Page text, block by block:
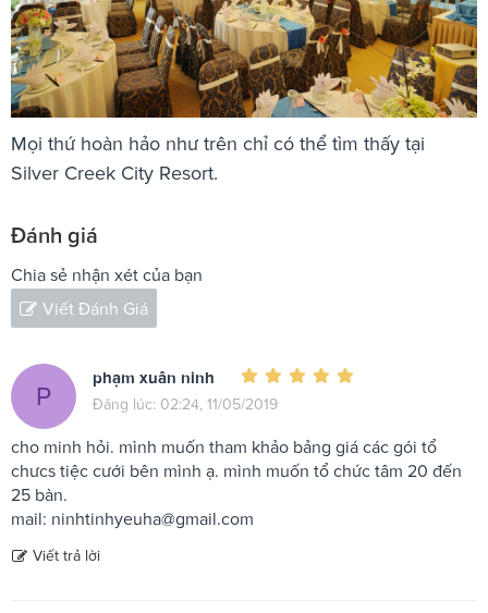
Mọi thứ hoàn hảo như trên chỉ có thể tìm thấy tại
Silver Creek City Resort.
Đánh giá
Chia sẻ nhận xét của bạn
Viết Đánh Giá
P
phạm xuân ninh
Đăng lúc: 02:24, 11/05/2019
cho minh hỏi. mình muốn tham khảo bảng giá các gói tổ
chưcs tiệc cưới bên mình ạ. mình muốn tổ chức tâm 20 đến
25 bàn.
mail: ninhtinhyeuha@gmail.com
Viết trả lời